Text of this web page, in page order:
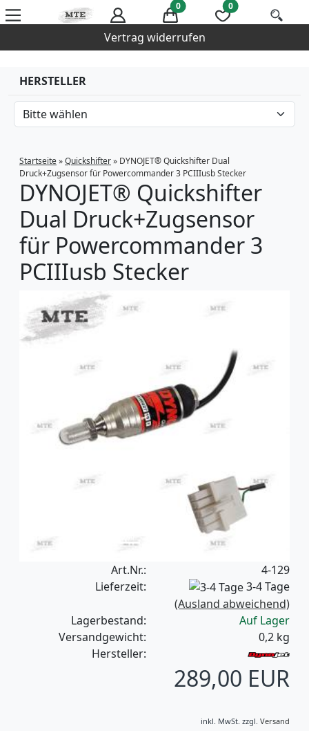
0 0
Vertrag widerrufen
HERSTELLER
Startseite»Quickshifter» DYNOJET® Quickshifter Dual
Druck+Zugsensor für Powercommander 3 PCIIIusb Stecker
DYNOJET® Quickshifter
Dual Druck+Zugsensor
für Powercommander 3
PCIIIusb Stecker
Previous
Art.Nr.:
4-129
Lieferzeit:
3-4 Tage
(Ausland abweichend)
Lagerbestand:
Auf Lager
Versandgewicht:
0,2 kg
Hersteller:
289,00 EUR
inkl. MwSt. zzgl. Versand